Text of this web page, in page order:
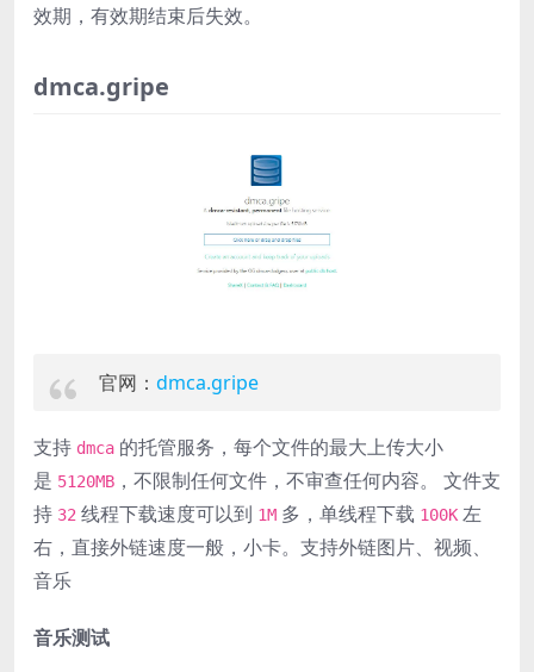
效期，有效期结束后失效。
dmca.gripe
官网： dmca.gripe
支持 dmca 的托管服务，每个文件的最大上传大小
是 5120MB ，不限制任何文件，不审查任何内容。 文件支
持 32 线程下载速度可以到 1M 多，单线程下载 100K 左
右，直接外链速度一般，小卡。支持外链图片、视频、
音乐
音乐测试